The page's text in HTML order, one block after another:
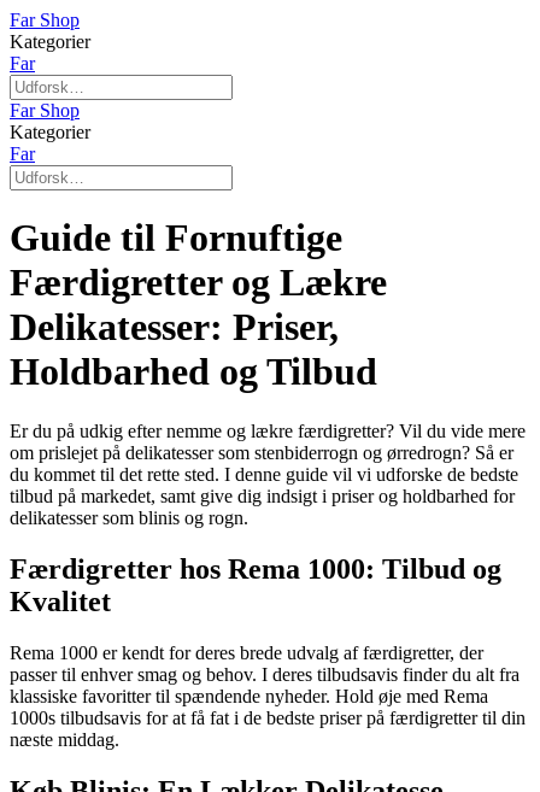
Far Shop
Kategorier
Far
Far Shop
Kategorier
Far
Guide til Fornuftige
Færdigretter og Lækre
Delikatesser: Priser,
Holdbarhed og Tilbud
Er du på udkig efter nemme og lækre færdigretter? Vil du vide mere
om prislejet på delikatesser som stenbiderrogn og ørredrogn? Så er
du kommet til det rette sted. I denne guide vil vi udforske de bedste
tilbud på markedet, samt give dig indsigt i priser og holdbarhed for
delikatesser som blinis og rogn.
Færdigretter hos Rema 1000: Tilbud og
Kvalitet
Rema 1000 er kendt for deres brede udvalg af færdigretter, der
passer til enhver smag og behov. I deres tilbudsavis finder du alt fra
klassiske favoritter til spændende nyheder. Hold øje med Rema
1000s tilbudsavis for at få fat i de bedste priser på færdigretter til din
næste middag.